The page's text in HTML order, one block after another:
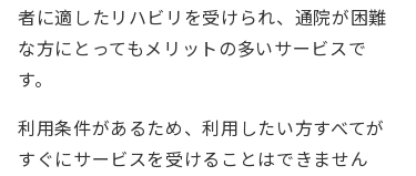
者に適したリハビリを受けられ、通院が困難
な方にとってもメリットの多いサービスで
す。
利用条件があるため、利用したい方すべてが
すぐにサービスを受けることはできません